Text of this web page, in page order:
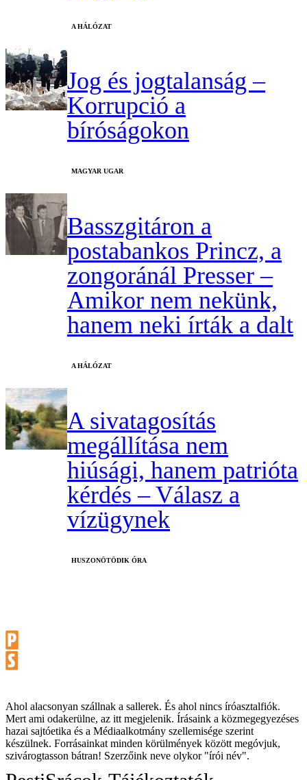
A HÁLÓZAT
Jog és jogtalanság –
Korrupció a
bíróságokon
MAGYAR UGAR
Basszgitáron a
postabankos Princz, a
zongoránál Presser –
Amikor nem nekünk,
hanem neki írták a dalt
A HÁLÓZAT
A sivatagosítás
megállítása nem
hiúsági, hanem patrióta
kérdés – Válasz a
vízügynek
HUSZONÖTÖDIK ÓRA
Ahol alacsonyan szállnak a sallerek. És ahol nincs íróasztalfiók.
Mert ami odakerülne, az itt megjelenik. Írásaink a közmegegyezéses
hazai sajtóetika és a Médiaalkotmány szellemisége szerint
készülnek. Forrásainkat minden körülmények között megóvjuk,
szivárogtasson bátran! Szerzőink neve olykor "írói név".